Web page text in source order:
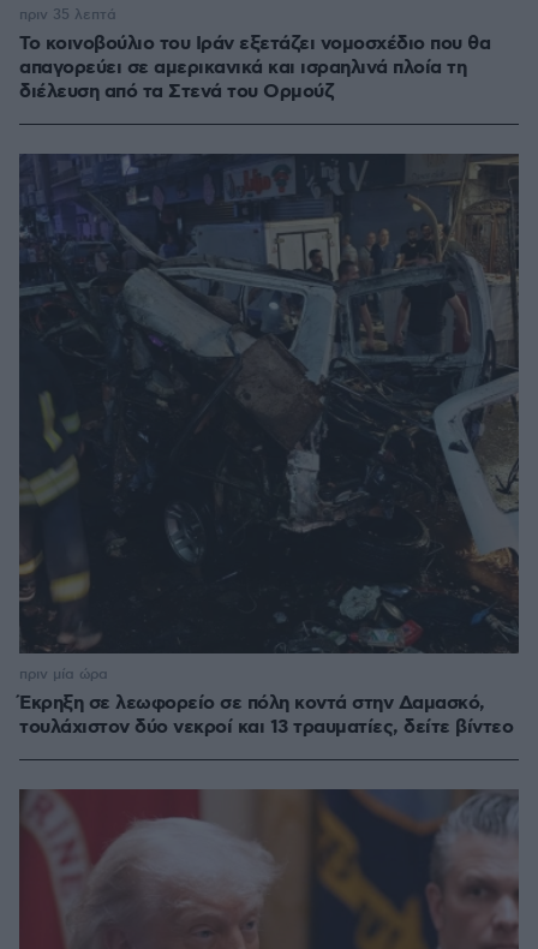
Το κοινοβούλιο του Ιράν εξετάζει νομοσχέδιο που θα
απαγορεύει σε αμερικανικά και ισραηλινά πλοία τη
διέλευση από τα Στενά του Ορμούζ
πριν 35 λεπτά
Έκρηξη σε λεωφορείο σε πόλη κοντά στην Δαμασκό,
τουλάχιστον δύο νεκροί και 13 τραυματίες, δείτε βίντεο
πριν μία ώρα